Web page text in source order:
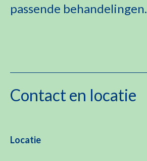
passende behandelingen.
Contact en locatie
Locatie